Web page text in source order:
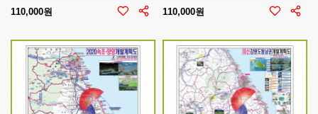
110,000원 110,000원